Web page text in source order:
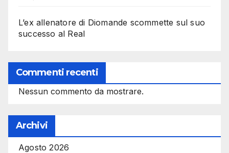
L’ex allenatore di Diomande scommette sul suo
successo al Real
Commenti recenti
Nessun commento da mostrare.
Archivi
Agosto 2026